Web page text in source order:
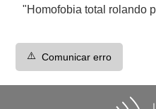
"Homofobia total rolando
⚠️ Comunicar erro